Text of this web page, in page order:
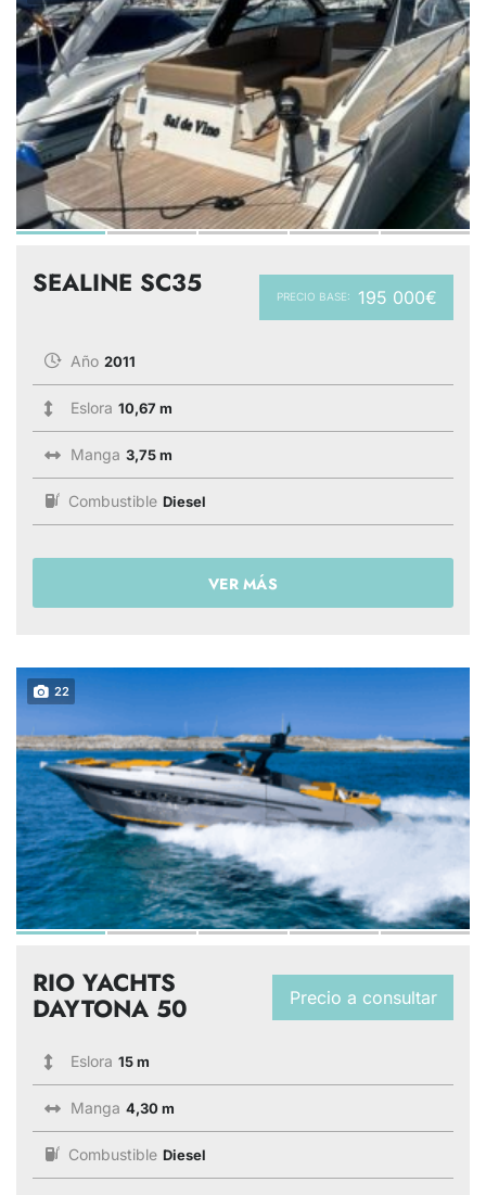
PRECIO BASE: 195 000€
SEALINE SC35
Año 2011
Eslora 10,67 m
Manga 3,75 m
Combustible Diesel
VER MÁS
22
Precio a consultar
RIO YACHTS
DAYTONA 50
Eslora 15 m
Manga 4,30 m
Combustible Diesel